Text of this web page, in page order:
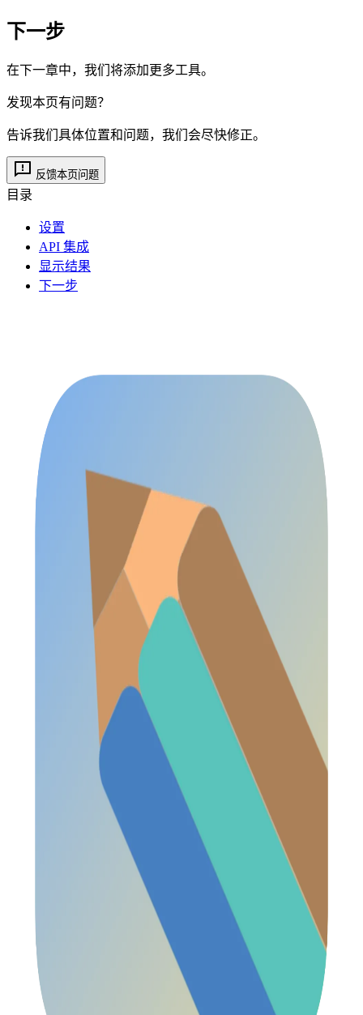
下一步
在下一章中，我们将添加更多工具。
发现本页有问题？
告诉我们具体位置和问题，我们会尽快修正。
反馈本页问题
目录
设置
API 集成
显示结果
下一步